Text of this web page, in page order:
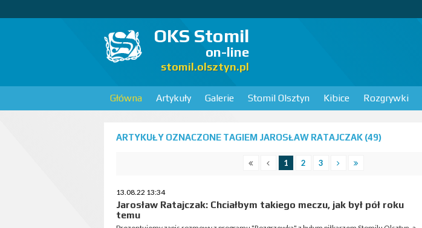
OKS Stomil
on-line
stomil.olsztyn.pl
Główna Artykuły Galerie Stomil Olsztyn Kibice Rozgrywki
ARTYKUŁY OZNACZONE TAGIEM JAROSŁAW RATAJCZAK (49)
1 2 3
13.08.22 13:34
Jarosław Ratajczak: Chciałbym takiego meczu, jak był pół roku
temu